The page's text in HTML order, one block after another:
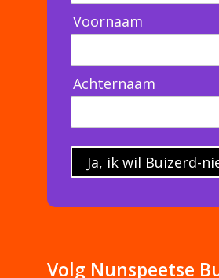
Voornaam
Achternaam
Ja, ik wil Buizerd-
Volg Nunspeetse